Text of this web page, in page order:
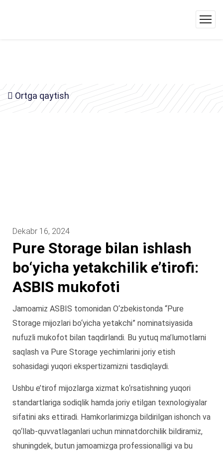
Ortga qaytish
Dekabr 16, 2024
Pure Storage bilan ishlash
bo‘yicha yetakchilik e’tirofi:
ASBIS mukofoti
Jamoamiz ASBIS tomonidan O‘zbekistonda “Pure
Storage mijozlari bo‘yicha yetakchi” nominatsiyasida
nufuzli mukofot bilan taqdirlandi. Bu yutuq ma’lumotlarni
saqlash va Pure Storage yechimlarini joriy etish
sohasidagi yuqori ekspertizamizni tasdiqlaydi.
Ushbu e’tirof mijozlarga xizmat ko‘rsatishning yuqori
standartlariga sodiqlik hamda joriy etilgan texnologiyalar
sifatini aks ettiradi. Hamkorlarimizga bildirilgan ishonch va
qo‘llab-quvvatlaganlari uchun minnatdorchilik bildiramiz,
shuningdek, butun jamoamizga professionalligi va bu